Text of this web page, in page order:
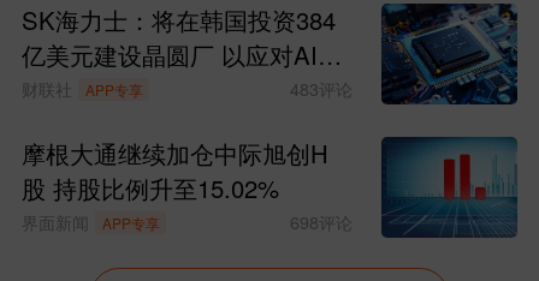
SK海力士：将在韩国投资384
亿美元建设晶圆厂 以应对AI时
代持续增长的存储芯片需求
财联社 APP专享 483评论
摩根大通继续加仓中际旭创H
股 持股比例升至15.02%
界面新闻 APP专享 698评论